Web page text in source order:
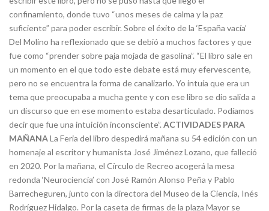
confinamiento, donde tuvo “unos meses de calma y la paz
suficiente” para poder escribir. Sobre el éxito de la ‘España vacía’
Del Molino ha reflexionado que se debió a muchos factores y que
fue como “prender sobre paja mojada de gasolina”. “El libro sale en
un momento en el que todo este debate está muy efervescente,
pero no se encuentra la forma de canalizarlo. Yo intuía que era un
tema que preocupaba a mucha gente y con ese libro se dio salida a
un discurso que en ese momento estaba desarticulado. Podíamos
decir que fue una intuición inconsciente”. ACTIVIDADES PARA
MAÑANALa Feria del libro despedirá mañana su 54 edición con un
homenaje al escritor y humanista José Jiménez Lozano, que falleció
en 2020. Por la mañana, el Círculo de Recreo acogerá la mesa
redonda ‘Neurociencia’ con José Ramón Alonso Peña y Pablo
Barrecheguren, junto con la directora del Museo de la Ciencia, Inés
Rodríguez Hidalgo. Por la caseta de firmas de la plaza Mayor se